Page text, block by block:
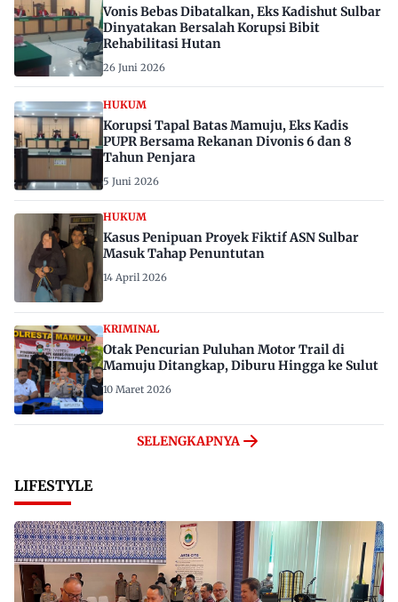
Vonis Bebas Dibatalkan, Eks Kadishut Sulbar
Dinyatakan Bersalah Korupsi Bibit
Rehabilitasi Hutan
26 Juni 2026
HUKUM
Korupsi Tapal Batas Mamuju, Eks Kadis
PUPR Bersama Rekanan Divonis 6 dan 8
Tahun Penjara
5 Juni 2026
HUKUM
Kasus Penipuan Proyek Fiktif ASN Sulbar
Masuk Tahap Penuntutan
14 April 2026
KRIMINAL
Otak Pencurian Puluhan Motor Trail di
Mamuju Ditangkap, Diburu Hingga ke Sulut
10 Maret 2026
SELENGKAPNYA
LIFESTYLE